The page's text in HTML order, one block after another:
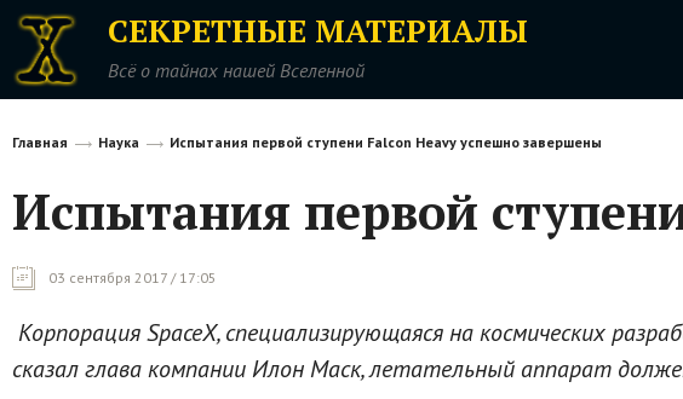
СЕКРЕТНЫЕ МАТЕРИАЛЫ
Всё о тайнах нашей Вселенной
Главная Наука Испытания первой ступени Falcon Heavy успешно завершены
Испытания первой
03 сентября 2017 / 17:05
Корпорация SpaceX, специализирующаяся на космических
сказал глава компании Илон Маск, летательный аппарат